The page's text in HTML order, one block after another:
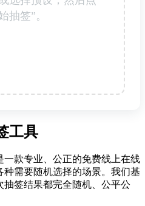
抽签”。
工具
一款专业、公正的免费线上在线
需要随机选择的场景。我们基
签结果都完全随机、公平公